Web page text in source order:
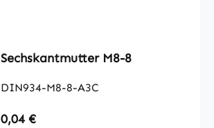
Sechskantmutter M8-8
DIN934-M8-8-A3C
Regulärer Preis:
0,04 €